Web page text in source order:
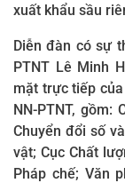
xuất khẩu sầu
Diễn đàn có sự
PTNT Lê Minh
mặt trực tiếp
NN-PTNT, gồm:
Chuyển đổi số
vật; Cục Chất
Pháp chế; Văn